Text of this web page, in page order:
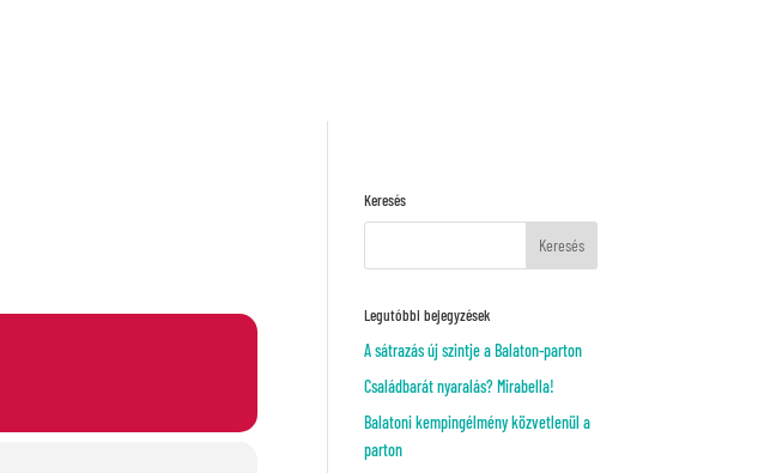
Keresés
Legutóbbi bejegyzések
A sátrazás új szintje a Balaton-parton
Családbarát nyaralás? Mirabella!
Balatoni kempingélmény közvetlenül a
parton